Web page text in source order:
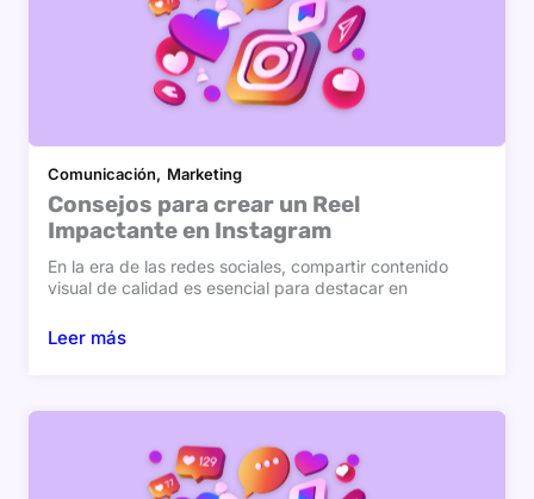
Comunicación Marketing
Consejos para crear un Reel
Impactante en Instagram
En la era de las redes sociales, compartir contenido
visual de calidad es esencial para destacar en
Leer más